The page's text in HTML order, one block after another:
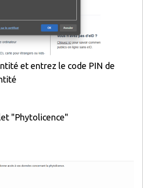
et entrez le code PIN de
"Phytolicence"